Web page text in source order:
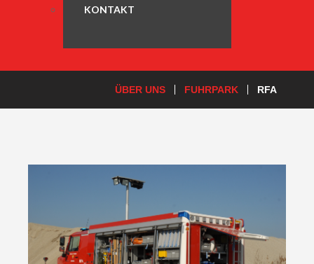
KONTAKT
ÜBER UNS FUHRPARK RFA